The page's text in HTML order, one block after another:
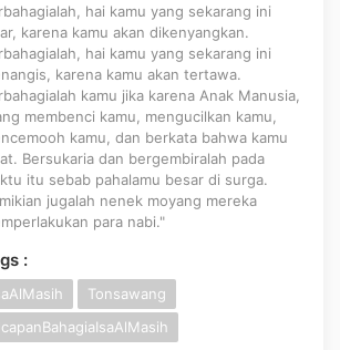
hai kamu yang sekarang ini
karena kamu akan dikenyangkan.
hai kamu yang sekarang ini
karena kamu akan tertawa.
kamu jika karena Anak Manusia,
membenci kamu, mengucilkan kamu,
kamu, dan berkata bahwa kamu
Bersukaria dan bergembiralah pada
itu sebab pahalamu besar di surga.
jugalah nenek moyang mereka
para nabi."
:
Tonsawang